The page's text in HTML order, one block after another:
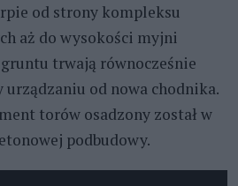
od strony kompleksu
aż do wysokości myjni
trwają równocześnie
urządzaniu od nowa chodnika.
torów osadzony został w
podbudowy.